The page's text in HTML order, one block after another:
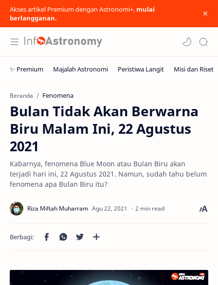
Akses artikel Premium dengan Astronomi+, mulai
berlangganan.
Beranda Fenomena
Bulan Tidak Akan Berwarna
Biru Malam Ini, 22 Agustus
2021
Kabarnya, fenomena Blue Moon atau Bulan Biru akan
terjadi hari ini, 22 Agustus 2021. Namun, sudah tahu belum
fenomena apa Bulan Biru itu?
2 min read